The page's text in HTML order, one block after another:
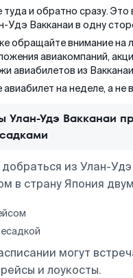
туда и обратно сразу. Это
Удэ Вакканаи в одну
обращайте внимание на
авиакомпаний,
авиабилетов из
авиабилет на неделе, а не
Улан-Удэ Вакканаи
из Улан-
в страну Япония
могут
и лоукосты.